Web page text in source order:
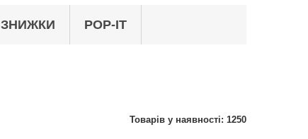
ЗНИЖКИ POP-IT
Товарів у наявності: 1250